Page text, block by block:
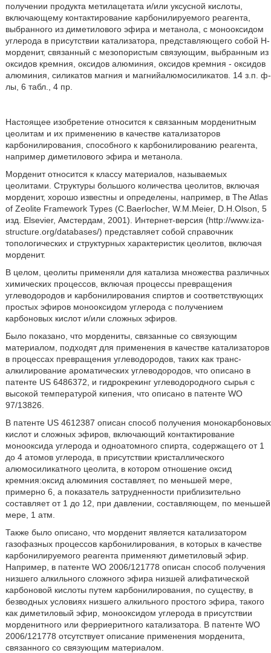
получении продукта метилацетата и/или уксусной кислоты,
включающему контактирование карбонилируемого реагента,
выбранного из диметилового эфира и метанола, с монооксидом
углерода в присутствии катализатора, представляющего собой Н-
морденит, связанный с мезопористым связующим, выбранным из
оксидов кремния, оксидов алюминия, оксидов кремния - оксидов
алюминия, силикатов магния и магнийалюмосиликатов. 14 з.п. ф-
лы, 6 табл., 4 пр.
Настоящее изобретение относится к связанным морденитным
цеолитам и их применению в качестве катализаторов
карбонилирования, способного к карбонилированию реагента,
например диметилового эфира и метанола.
Морденит относится к классу материалов, называемых
цеолитами. Структуры большого количества цеолитов, включая
морденит, хорошо известны и определены, например, в The Atlas
of Zeolite Framework Types (C.Baerlocher, W.M.Meier, D.H.Olson, 5
изд. Elsevier, Амстердам, 2001). Интернет-версия (http://www.iza-
structure.org/databases/) представляет собой справочник
топологических и структурных характеристик цеолитов, включая
морденит.
В целом, цеолиты применяли для катализа множества различных
химических процессов, включая процессы превращения
углеводородов и карбонилирования спиртов и соответствующих
простых эфиров монооксидом углерода с получением
карбоновых кислот и/или сложных эфиров.
Было показано, что мордениты, связанные со связующим
материалом, подходят для применения в качестве катализаторов
в процессах превращения углеводородов, таких как транс-
алкилирование ароматических углеводородов, что описано в
патенте US 6486372, и гидрокрекинг углеводородного сырья с
высокой температурой кипения, что описано в патенте WO
97/13826.
В патенте US 4612387 описан способ получения монокарбоновых
кислот и сложных эфиров, включающий контактирование
монооксида углерода и одноатомного спирта, содержащего от 1
до 4 атомов углерода, в присутствии кристаллического
алюмосиликатного цеолита, в котором отношение оксид
кремния:оксид алюминия составляет, по меньшей мере,
примерно 6, а показатель затрудненности приблизительно
составляет от 1 до 12, при давлении, составляющем, по меньшей
мере, 1 атм.
Также было описано, что морденит является катализатором
газофазных процессов карбонилирования, в которых в качестве
карбонилируемого реагента применяют диметиловый эфир.
Например, в патенте WO 2006/121778 описан способ получения
низшего алкильного сложного эфира низшей алифатической
карбоновой кислоты путем карбонилирования, по существу, в
безводных условиях низшего алкильного простого эфира, такого
как диметиловый эфир, монооксидом углерода в присутствии
морденитного или ферриеритного катализатора. В патенте WO
2006/121778 отсутствует описание применения морденита,
связанного со связующим материалом.